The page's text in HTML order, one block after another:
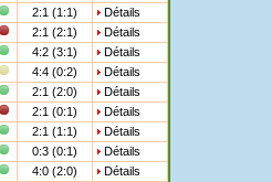
2:1 (1:1)
Détails
2:1 (2:1)
Détails
4:2 (3:1)
Détails
4:4 (0:2)
Détails
2:1 (2:0)
Détails
2:1 (0:1)
Détails
2:1 (1:1)
Détails
0:3 (0:1)
Détails
4:0 (2:0) Détails